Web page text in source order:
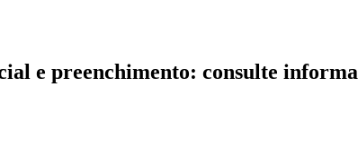
e preenchimento: consulte